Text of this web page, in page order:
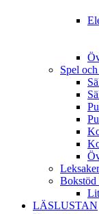
Spel
Leksaker
LÄSLUSTAN